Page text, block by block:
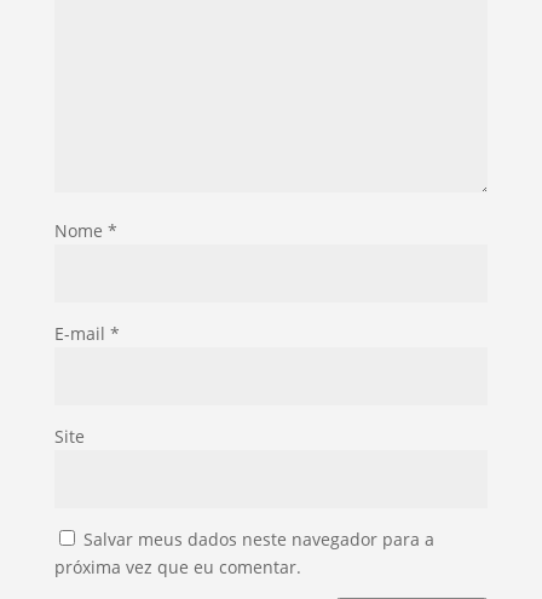
Nome *
E-mail *
Site
Salvar meus dados neste navegador para a
próxima vez que eu comentar.